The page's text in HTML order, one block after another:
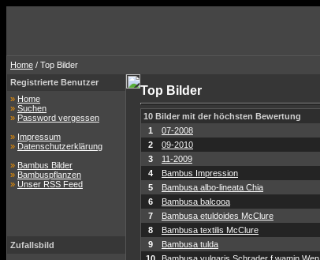
Home / Top Bilder
Registrierte Benutzer
» Home
» Suchen
» Password vergessen
» Impressum
» Datenschutzerklärung
» Bambus Bilder
» Bambuspflanzen
» Unser RSS Feed
Zufallsbild
Top Bilder
10 Bilder mit der höchsten Bewertung
1
07-2008
2
09-2010
3
11-2009
4
Bambus Impression
5
Bambusa albo-lineata Chia
6
Bambusa balcooa
7
Bambusa etuldoides McClure
8
Bambusa textilis McClure
9
Bambusa tulda